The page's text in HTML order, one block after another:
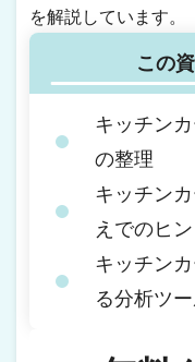
を解説しています。
この
キッチン
の整理
キッチン
えでのヒン
キッチン
る分析ツ